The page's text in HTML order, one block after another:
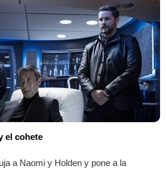
el cohete
a Naomi y Holden y pone a la